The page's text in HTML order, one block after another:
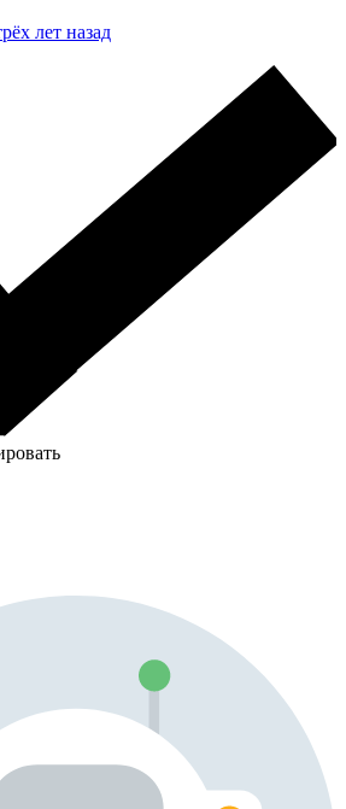
лет назад